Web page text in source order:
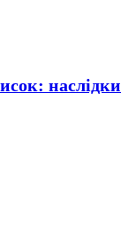
наслідки